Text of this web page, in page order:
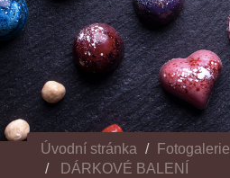
Úvodní stránka
Fotogalerie
DÁRKOVÉ BALENÍ